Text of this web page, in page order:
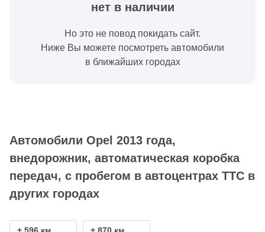
нет в наличии
Но это не повод покидать сайт.
Ниже Вы можете посмотреть автомобили
в ближайших городах
Автомобили Opel 2013 года,
внедорожник, автоматическая коробка
передач, с пробегом в автоцентрах ТТС в
других городах